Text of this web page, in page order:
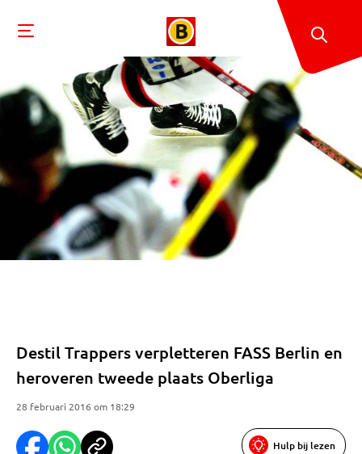
Destil Trappers verpletteren FASS Berlin en
heroveren tweede plaats Oberliga
28 februari 2016 om 18:29
Hulp bij lezen